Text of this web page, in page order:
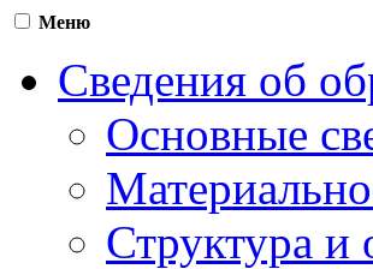
Меню
Сведения об
Основные
Структура и